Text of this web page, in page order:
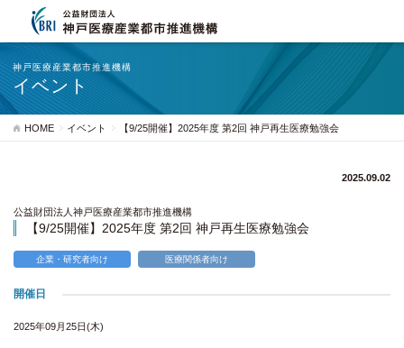
神戸医療産業都市推進機構
イベント
HOME イベント 【9/25開催】2025年度 第2回 神戸再生医療勉強会
2025.09.02
公益財団法人神戸医療産業都市推進機構
【9/25開催】2025年度 第2回 神戸再生医療勉強会
企業・研究者向け 医療関係者向け
開催日
2025年09月25日(木)